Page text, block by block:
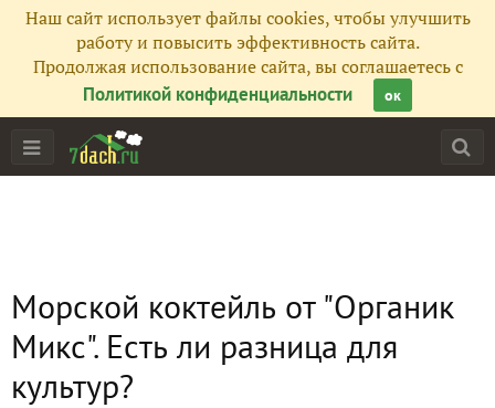
Наш сайт использует файлы cookies, чтобы улучшить
работу и повысить эффективность сайта.
Продолжая использование сайта, вы соглашаетесь с
Политикой конфиденциальности
ок
Морской коктейль от "Органик
Микс". Есть ли разница для
культур?